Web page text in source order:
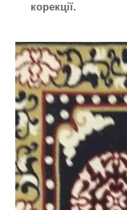
корекції.